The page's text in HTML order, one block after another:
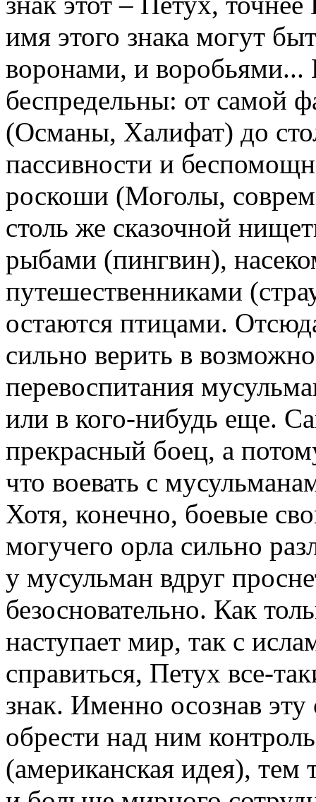
имя этого знака могут
воронами, и воробьями...
беспредельны: от самой
(Османы, Халифат) до
пассивности и
роскоши (Моголы,
столь же сказочной
рыбами (пингвин),
путешественниками
остаются птицами.
сильно верить в
перевоспитания
или в кого-нибудь еще.
прекрасный боец, а
что воевать с
Хотя, конечно, боевые
могучего орла сильно
у мусульман вдруг
безосновательно. Как
наступает мир, так с
справиться, Петух все-
знак. Именно осознав
обрести над ним
(американская идея),